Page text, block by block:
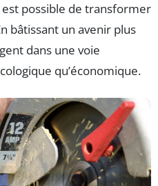
possible de transformer
bâtissant un avenir plus
dans une voie
qu’économique.